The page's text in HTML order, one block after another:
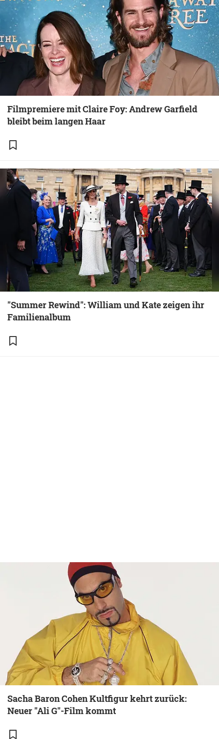
Filmpremiere mit Claire Foy: Andrew Garfield
bleibt beim langen Haar
"Summer Rewind": William und Kate zeigen ihr
Familienalbum
Sacha Baron Cohen Kultfigur kehrt zurück:
Neuer "Ali G"-Film kommt